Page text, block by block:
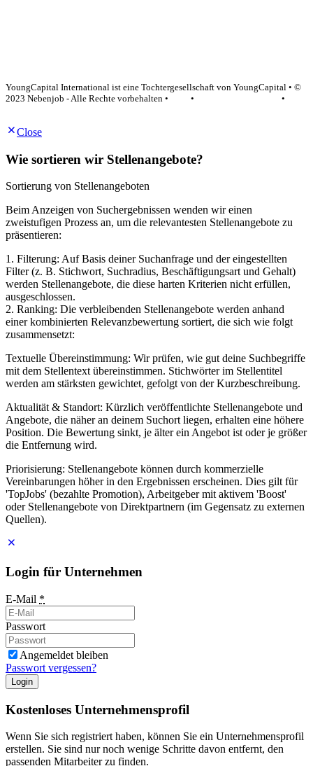
YoungCapital International ist eine Tochtergesellschaft von YoungCapital • ©
2023 Nebenjob - Alle Rechte vorbehalten •
•
•
Close
Wie sortieren wir Stellenangebote?
Sortierung von Stellenangeboten
Beim Anzeigen von Suchergebnissen wenden wir einen
zweistufigen Prozess an, um die relevantesten Stellenangebote zu
präsentieren:
1. Filterung: Auf Basis deiner Suchanfrage und der eingestellten
Filter (z. B. Stichwort, Suchradius, Beschäftigungsart und Gehalt)
werden Stellenangebote, die diese harten Kriterien nicht erfüllen,
ausgeschlossen.
2. Ranking: Die verbleibenden Stellenangebote werden anhand
einer kombinierten Relevanzbewertung sortiert, die sich wie folgt
zusammensetzt:
Textuelle Übereinstimmung: Wir prüfen, wie gut deine Suchbegriffe
mit dem Stellentext übereinstimmen. Stichwörter im Stellentitel
werden am stärksten gewichtet, gefolgt von der Kurzbeschreibung.
Aktualität & Standort: Kürzlich veröffentlichte Stellenangebote und
Angebote, die näher an deinem Suchort liegen, erhalten eine höhere
Position. Die Bewertung sinkt, je älter ein Angebot ist oder je größer
die Entfernung wird.
Priorisierung: Stellenangebote können durch kommerzielle
Vereinbarungen höher in den Ergebnissen erscheinen. Dies gilt für
'TopJobs' (bezahlte Promotion), Arbeitgeber mit aktivem 'Boost'
oder Stellenangebote von Direktpartnern (im Gegensatz zu externen
Quellen).
Login für Unternehmen
E-Mail *
Passwort
Angemeldet bleiben
Passwort vergessen?
Login
Kostenloses Unternehmensprofil
Wenn Sie sich registriert haben, können Sie ein Unternehmensprofil
erstellen. Sie sind nur noch wenige Schritte davon entfernt, den
passenden Mitarbeiter zu finden.